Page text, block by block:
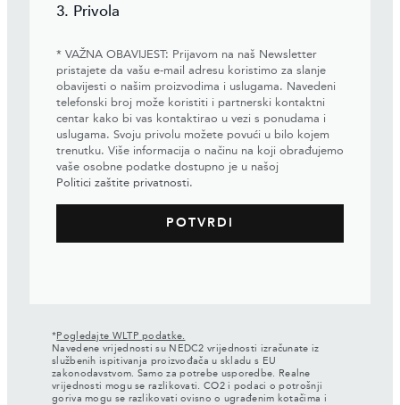
3. Privola
* VAŽNA OBAVIJEST: Prijavom na naš Newsletter
pristajete da vašu e-mail adresu koristimo za slanje
obavijesti o našim proizvodima i uslugama. Navedeni
telefonski broj može koristiti i partnerski kontaktni
centar kako bi vas kontaktirao u vezi s ponudama i
uslugama. Svoju privolu možete povući u bilo kojem
trenutku. Više informacija o načinu na koji obrađujemo
vaše osobne podatke dostupno je u našoj
Politici zaštite privatnosti.
*Pogledajte WLTP podatke.
Navedene vrijednosti su NEDC2 vrijednosti izračunate iz
službenih ispitivanja proizvođača u skladu s EU
zakonodavstvom. Samo za potrebe usporedbe. Realne
vrijednosti mogu se razlikovati. CO2 i podaci o potrošnji
goriva mogu se razlikovati ovisno o ugrađenim kotačima i